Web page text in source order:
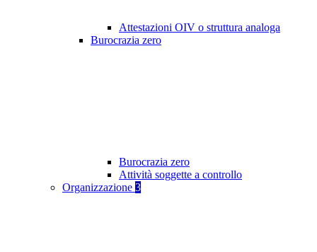
Attestazioni OIV o struttura analoga
Burocrazia zero
Burocrazia zero
Attività soggette a controllo
Organizzazione 3